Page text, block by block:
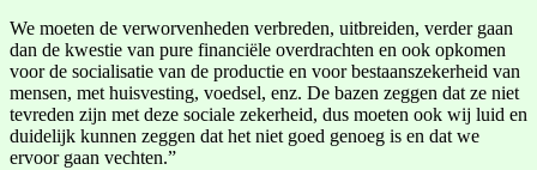
We moeten de verworvenheden verbreden, uitbreiden, verder gaan
dan de kwestie van pure financiële overdrachten en ook opkomen
voor de socialisatie van de productie en voor bestaanszekerheid van
mensen, met huisvesting, voedsel, enz. De bazen zeggen dat ze niet
tevreden zijn met deze sociale zekerheid, dus moeten ook wij luid en
duidelijk kunnen zeggen dat het niet goed genoeg is en dat we
ervoor gaan vechten.”